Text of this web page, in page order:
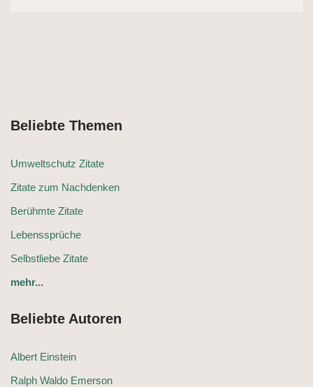
Beliebte Themen
Umweltschutz Zitate
Zitate zum Nachdenken
Berühmte Zitate
Lebenssprüche
Selbstliebe Zitate
mehr...
Beliebte Autoren
Albert Einstein
Ralph Waldo Emerson